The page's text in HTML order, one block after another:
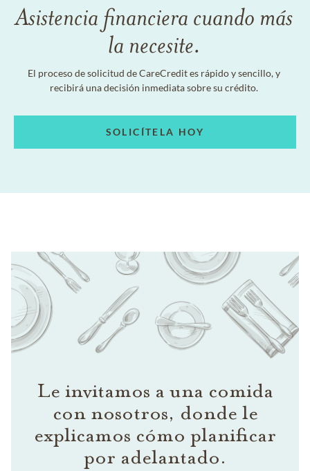
Asistencia financiera cuando más
la necesite.
El proceso de solicitud de CareCredit es rápido y sencillo, y
recibirá una decisión inmediata sobre su crédito.
SOLICÍTELA HOY
Le invitamos a una comida
con nosotros, donde le
explicamos cómo planificar
por adelantado.